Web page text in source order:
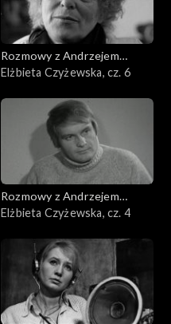
Rozmowy z Andrzejem
Doboszem
Elżbieta Czyżewska, cz. 6
Rozmowy z Andrzejem
Doboszem
Elżbieta Czyżewska, cz. 4